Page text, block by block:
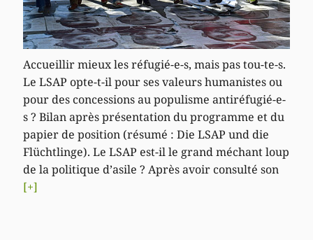
Accueillir mieux les réfugié-e-s, mais pas tou-te-s.
Le LSAP opte-t-il pour ses valeurs humanistes ou
pour des concessions au populisme antiréfugié-e-
s ? Bilan après présentation du programme et du
papier de position (résumé : Die LSAP und die
Flüchtlinge). Le LSAP est-il le grand méchant loup
de la politique d’asile ? Après avoir consulté son
[+]